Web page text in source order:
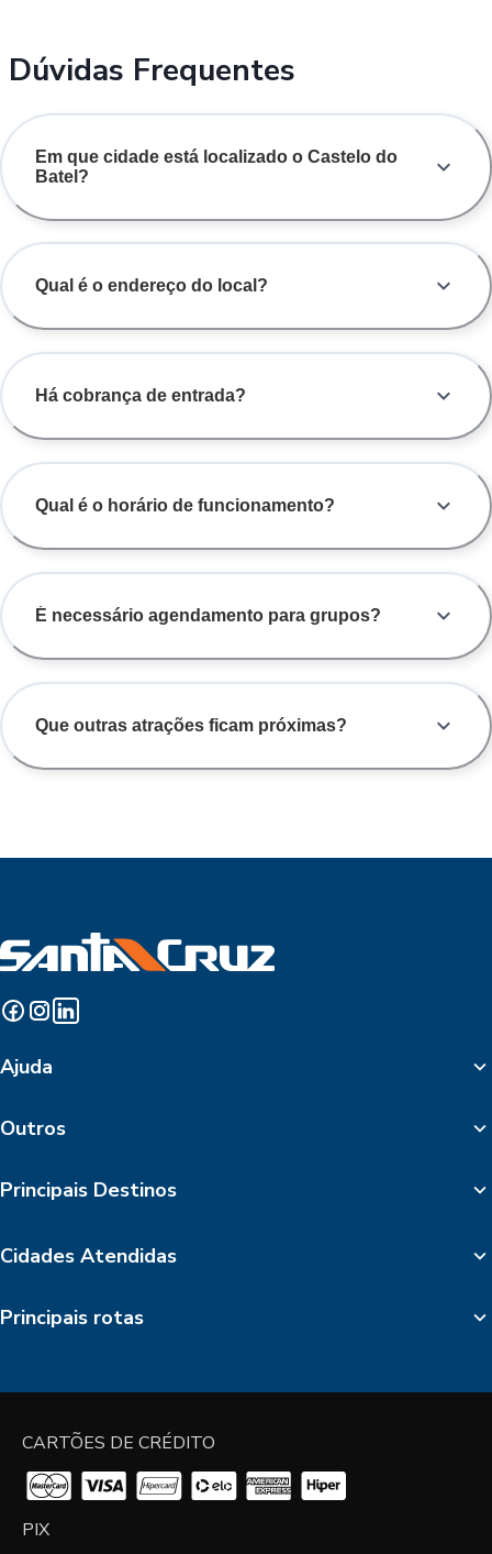
Dúvidas Frequentes
Em que cidade está localizado o Castelo do
Batel?
Qual é o endereço do local?
Há cobrança de entrada?
Qual é o horário de funcionamento?
É necessário agendamento para grupos?
Que outras atrações ficam próximas?
Ajuda
Outros
Principais Destinos
Cidades Atendidas
Principais rotas
CARTÕES DE CRÉDITO
PIX